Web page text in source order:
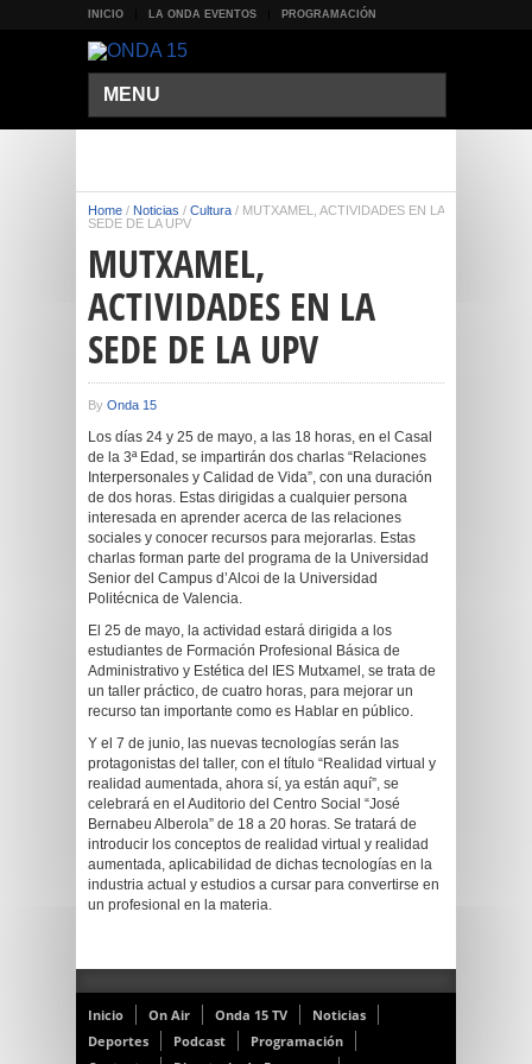
INICIO LA ONDA EVENTOS PROGRAMACIÓN
MENU
Home / Noticias / Cultura / MUTXAMEL, ACTIVIDADES EN LA
SEDE DE LA UPV
MUTXAMEL,
ACTIVIDADES EN LA
SEDE DE LA UPV
By Onda 15
Los días 24 y 25 de mayo, a las 18 horas, en el Casal
de la 3ª Edad, se impartirán dos charlas “Relaciones
Interpersonales y Calidad de Vida”, con una duración
de dos horas. Estas dirigidas a cualquier persona
interesada en aprender acerca de las relaciones
sociales y conocer recursos para mejorarlas. Estas
charlas forman parte del programa de la Universidad
Senior del Campus d’Alcoi de la Universidad
Politécnica de Valencia.
El 25 de mayo, la actividad estará dirigida a los
estudiantes de Formación Profesional Básica de
Administrativo y Estética del IES Mutxamel, se trata de
un taller práctico, de cuatro horas, para mejorar un
recurso tan importante como es Hablar en público.
Y el 7 de junio, las nuevas tecnologías serán las
protagonistas del taller, con el título “Realidad virtual y
realidad aumentada, ahora sí, ya están aquí”, se
celebrará en el Auditorio del Centro Social “José
Bernabeu Alberola” de 18 a 20 horas. Se tratará de
introducir los conceptos de realidad virtual y realidad
aumentada, aplicabilidad de dichas tecnologías en la
industria actual y estudios a cursar para convertirse en
un profesional en la materia.
Inicio On Air Onda 15 TV
Noticias
Deportes
Podcast
Programación